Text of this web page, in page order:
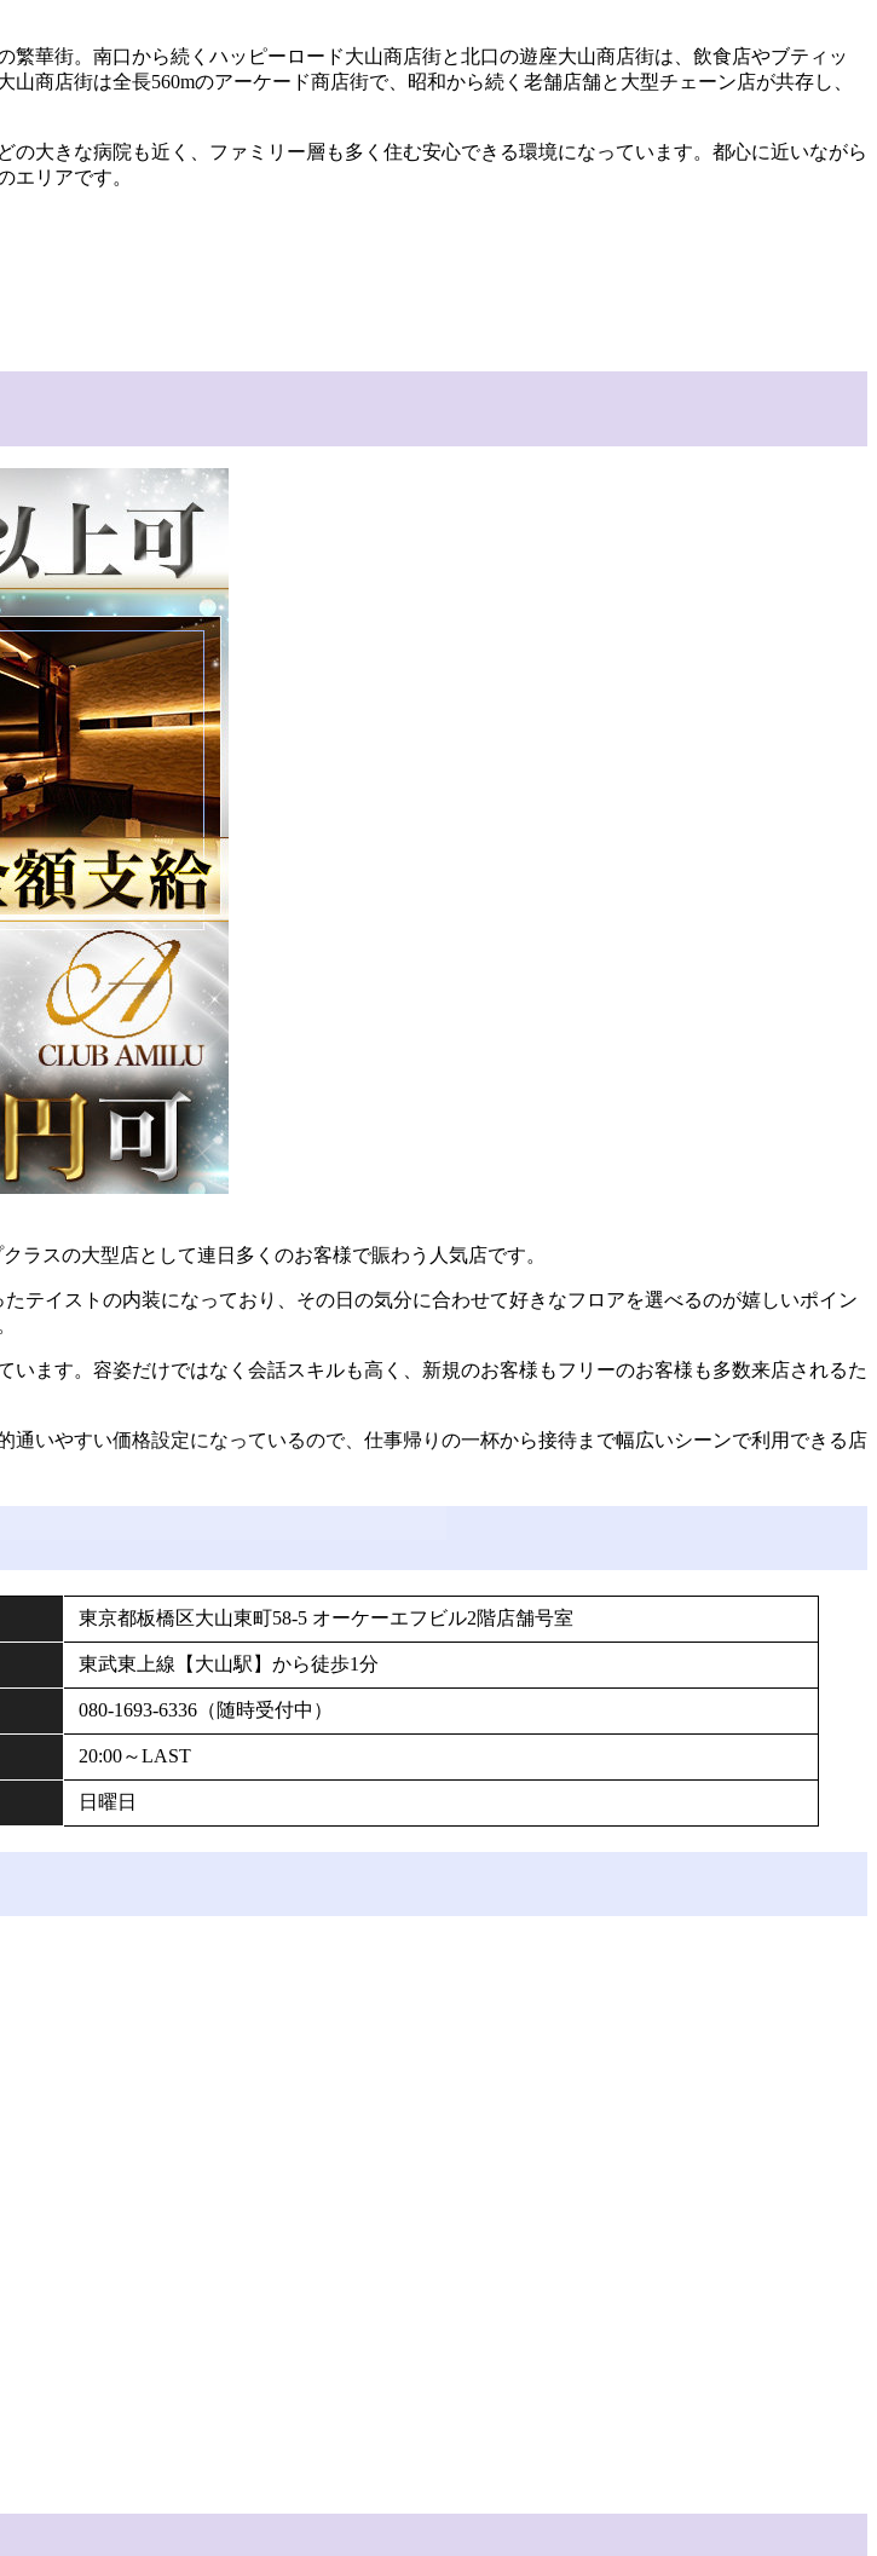
華街。南口から続くハッピーロード大山商店街と北口の遊座大山商店街は、飲食店やブティッ
商店街は全長560mのアーケード商店街で、昭和から続く老舗店舗と大型チェーン店が共存し、
大きな病院も近く、ファミリー層も多く住む安心できる環境になっています。都心に近いながら
エリアです。
ラスの大型店として連日多くのお客様で賑わう人気店です。
テイストの内装になっており、その日の気分に合わせて好きなフロアを選べるのが嬉しいポイン
ます。容姿だけではなく会話スキルも高く、新規のお客様もフリーのお客様も多数来店されるた
いやすい価格設定になっているので、仕事帰りの一杯から接待まで幅広いシーンで利用できる店
東京都板橋区大山東町58-5 オーケーエフビル2階店舗号室
東武東上線【大山駅】から徒歩1分
080-1693-6336（随時受付中）
20:00～LAST
日曜日